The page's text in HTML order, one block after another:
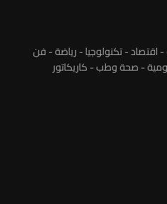
- تكنولوجيا - رياضة - فن
- صحة وطب - كاريكاتور